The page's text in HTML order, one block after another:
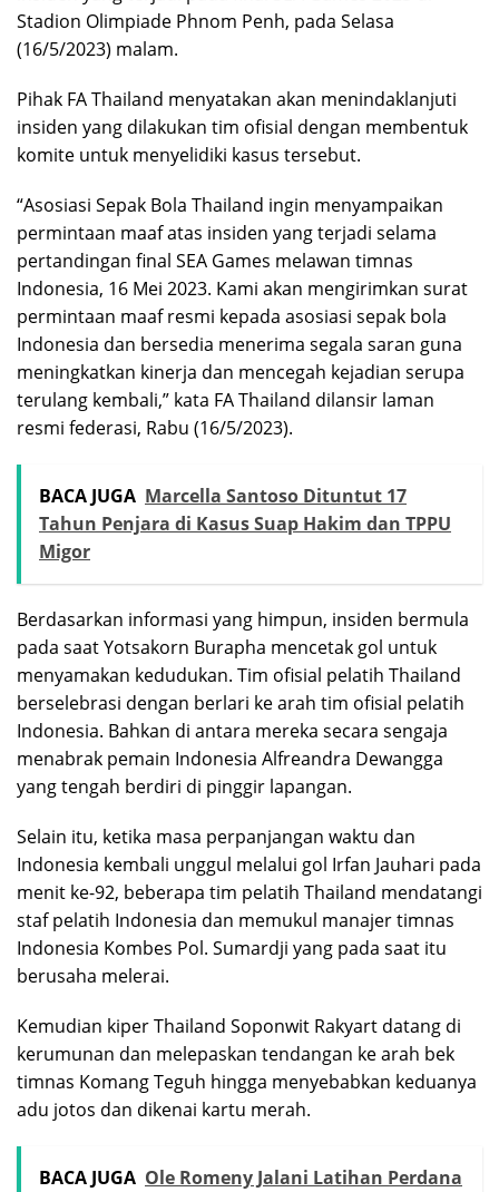
Stadion Olimpiade Phnom Penh, pada Selasa
(16/5/2023) malam.
Pihak FA Thailand menyatakan akan menindaklanjuti
insiden yang dilakukan tim ofisial dengan membentuk
komite untuk menyelidiki kasus tersebut.
“Asosiasi Sepak Bola Thailand ingin menyampaikan
permintaan maaf atas insiden yang terjadi selama
pertandingan final SEA Games melawan timnas
Indonesia, 16 Mei 2023. Kami akan mengirimkan surat
permintaan maaf resmi kepada asosiasi sepak bola
Indonesia dan bersedia menerima segala saran guna
meningkatkan kinerja dan mencegah kejadian serupa
terulang kembali,” kata FA Thailand dilansir laman
resmi federasi, Rabu (16/5/2023).
BACA JUGA Marcella Santoso Dituntut 17
Tahun Penjara di Kasus Suap Hakim dan TPPU
Migor
Berdasarkan informasi yang himpun, insiden bermula
pada saat Yotsakorn Burapha mencetak gol untuk
menyamakan kedudukan. Tim ofisial pelatih Thailand
berselebrasi dengan berlari ke arah tim ofisial pelatih
Indonesia. Bahkan di antara mereka secara sengaja
menabrak pemain Indonesia Alfreandra Dewangga
yang tengah berdiri di pinggir lapangan.
Selain itu, ketika masa perpanjangan waktu dan
Indonesia kembali unggul melalui gol Irfan Jauhari pada
menit ke-92, beberapa tim pelatih Thailand mendatangi
staf pelatih Indonesia dan memukul manajer timnas
Indonesia Kombes Pol. Sumardji yang pada saat itu
berusaha melerai.
Kemudian kiper Thailand Soponwit Rakyart datang di
kerumunan dan melepaskan tendangan ke arah bek
timnas Komang Teguh hingga menyebabkan keduanya
adu jotos dan dikenai kartu merah.
BACA JUGA Ole Romeny Jalani Latihan Perdana